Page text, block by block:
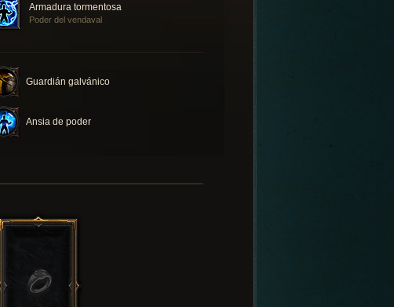
Armadura tormentosa
Poder del vendaval
Guardián galvánico
Ansia de poder